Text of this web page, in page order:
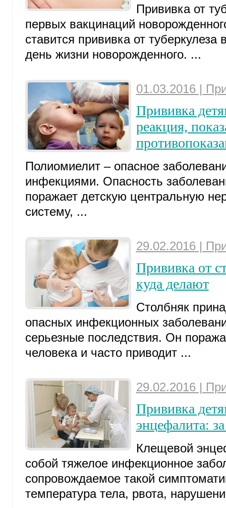
Прививка от
первых вакцинаций
ставится прививка от
день жизни новорожденного. ...
01.03.2016 |
Прививка
реакция,
Полиомиелит – опасное
инфекциями. Опасность
поражает детскую центральную
систему, ...
29.02.2016 |
Прививка от
куда делают
Столбняк
опасных инфекционных
серьезные последствия. Он
человека и часто приводит ...
29.02.2016 |
Прививка
энцефалита:
Клещевой
собой тяжелое инфекционное
сопровождаемое такой
температура тела, рвота,